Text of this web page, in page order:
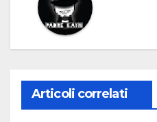
Articoli correlati